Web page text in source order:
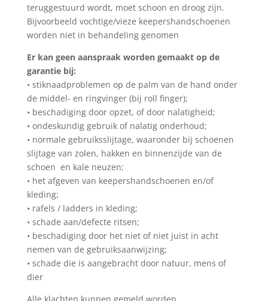
teruggestuurd wordt, moet schoon en droog zijn.
Bijvoorbeeld vochtige/vieze keepershandschoenen
worden niet in behandeling genomen
Er kan geen aanspraak worden gemaakt op de
garantie bij:
• stiknaadproblemen op de palm van de hand onder
de middel- en ringvinger (bij roll finger);
• beschadiging door opzet, of door nalatigheid;
• ondeskundig gebruik of nalatig onderhoud;
• normale gebruiksslijtage, waaronder bij schoenen
slijtage van zolen, hakken en binnenzijde van de
schoen en kale neuzen;
• het afgeven van keepershandschoenen en/of
kleding;
• rafels / ladders in kleding;
• schade aan/defecte ritsen;
• beschadiging door het niet of niet juist in acht
nemen van de gebruiksaanwijzing;
• schade die is aangebracht door natuur, mens of
dier